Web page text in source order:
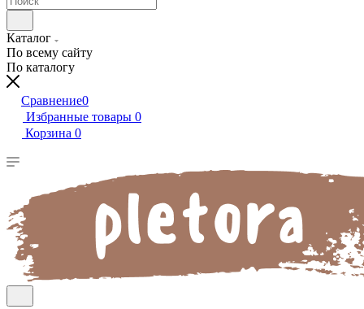
Каталог
По всему сайту
По каталогу
Сравнение0
Избранные товары 0
Корзина 0